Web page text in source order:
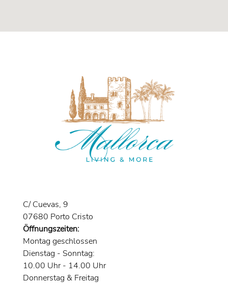
C/ Cuevas, 9
07680 Porto Cristo
Öffnungszeiten:
Montag geschlossen
Dienstag - Sonntag:
10.00 Uhr - 14.00 Uhr
Donnerstag & Freitag